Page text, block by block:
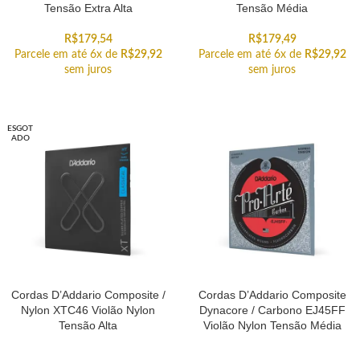
Tensão Extra Alta
R$179,54
Parcele em até 6x de R$29,92
sem juros
Tensão Média
R$179,49
Parcele em até 6x de R$29,92
sem juros
ESGOT
ADO
Cordas D’Addario Composite /
Nylon XTC46 Violão Nylon
Tensão Alta
Cordas D’Addario Composite
Dynacore / Carbono EJ45FF
Violão Nylon Tensão Média